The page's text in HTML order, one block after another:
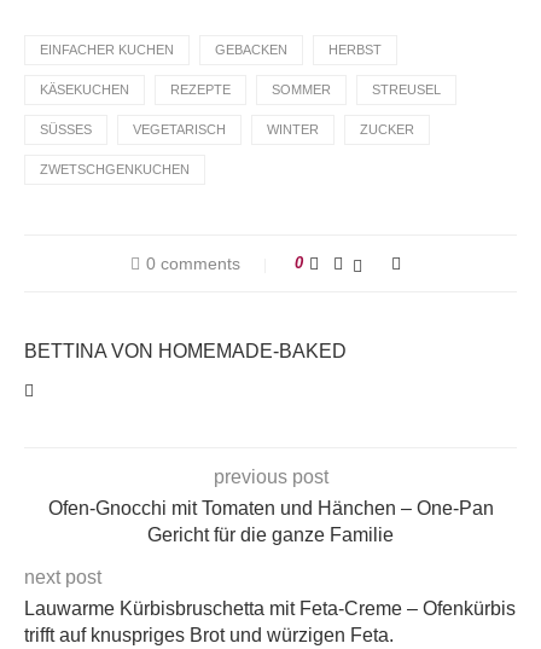
EINFACHER KUCHEN GEBACKEN HERBST
KÄSEKUCHEN REZEPTE SOMMER STREUSEL
SÜSSES VEGETARISCH WINTER ZUCKER
ZWETSCHGENKUCHEN
0 comments 0
BETTINA VON HOMEMADE-BAKED
previous post
Ofen-Gnocchi mit Tomaten und Hänchen – One-Pan
Gericht für die ganze Familie
next post
Lauwarme Kürbisbruschetta mit Feta-Creme – Ofenkürbis
trifft auf knuspriges Brot und würzigen Feta.